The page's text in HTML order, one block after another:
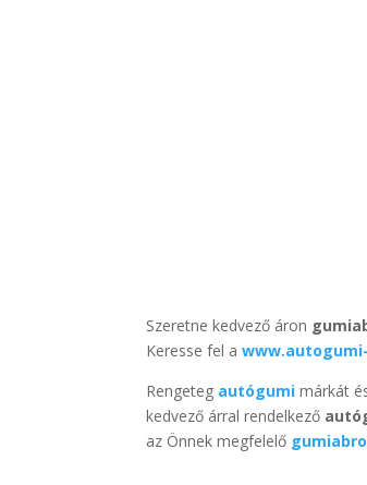
Szeretne kedvező áron
Keresse fel a
Rengeteg autógumi márkát
kedvező árral rendelkező
az Önnek megfelelő